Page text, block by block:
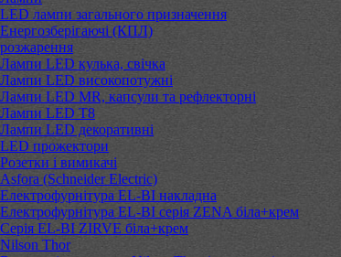
LED лампи загального призначення
Енергозберігаючі (КПЛ)
розжарення
Лампи LED кулька, свічка
Лампи LED високопотужні
Лампи LED MR, капсули та рефлекторні
Лампи LED Т8
Лампи LED декоративні
LED прожектори
Розетки і вимикачі
Asfora (Schneider Electric)
Електрофурнітура EL-BI накладна
Електрофурнітура EL-BI серія ZENA біла+крем
Серія EL-BI ZIRVE біла+крем
Nilson Thor